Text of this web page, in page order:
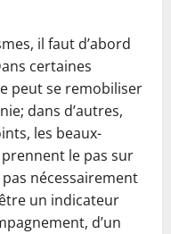
il faut d’abord
certaines
peut se remobiliser
dans d’autres,
les beaux-
le pas sur
pas nécessairement
un indicateur
d’un